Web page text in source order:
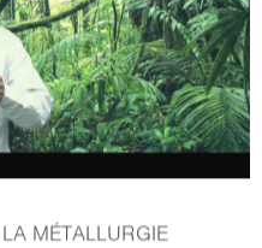
MÉTALLURGIE